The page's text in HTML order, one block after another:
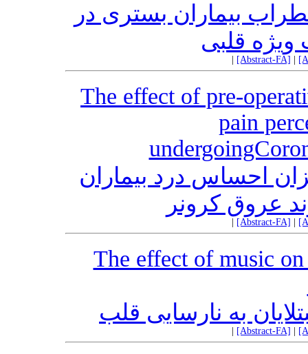
بیماران بستری در
قلبی
[Abstract-FA]
The effect of pre-
pain
احساس درد بیماران
عروق کرونر
[Abstract-FA]
The effect of music
به نارسایی قلب
[Abstract-FA]